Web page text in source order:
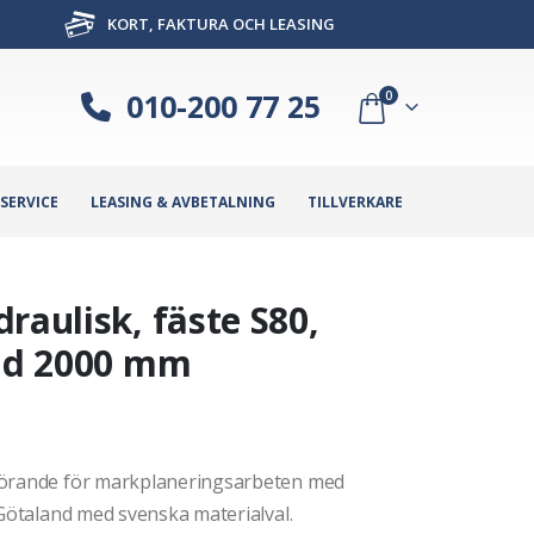
KORT, FAKTURA OCH LEASING
010-200 77 25 0
LEASING & AVBETALNING TILLVERKARE
fäste S80,
2000 mm
för markplaneringsarbeten med
med svenska materialval.